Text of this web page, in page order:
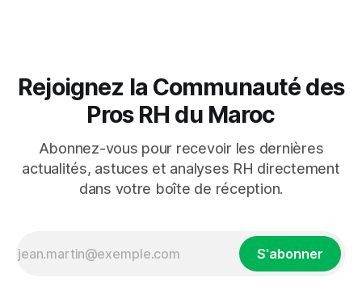
Rejoignez la Communauté des
Pros RH du Maroc
Abonnez-vous pour recevoir les dernières
actualités, astuces et analyses RH directement
dans votre boîte de réception.
S'abonner